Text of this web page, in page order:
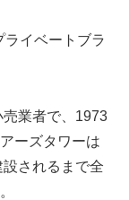
ライベートブラ
業者で、1973
ーズタワーは
されるまで全